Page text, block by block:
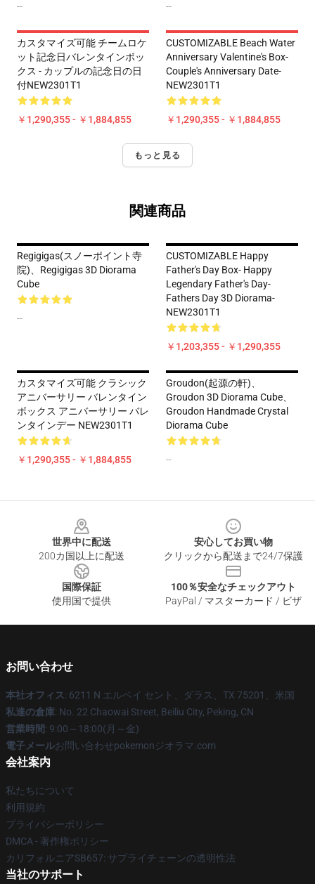
-- --
カスタマイズ可能 チームロケ
ット記念日バレンタインボッ
クス - カップルの記念日の日
付NEW2301T1
￥1,290,355 - ￥1,884,855
CUSTOMIZABLE Beach Water
Anniversary Valentine's Box-
Couple's Anniversary Date-
NEW2301T1
￥1,290,355 - ￥1,884,855
もっと見る
関連商品
Regigigas(スノーポイント寺
院)、Regigigas 3D Diorama
Cube
--
CUSTOMIZABLE Happy
Father's Day Box- Happy
Legendary Father's Day-
Fathers Day 3D Diorama-
NEW2301T1
￥1,203,355 - ￥1,290,355
カスタマイズ可能 クラシック
アニバーサリー バレンタイン
ボックス アニバーサリー バレ
ンタインデー NEW2301T1
￥1,290,355 - ￥1,884,855
Groudon(起源の軒)、
Groudon 3D Diorama Cube、
Groudon Handmade Crystal
Diorama Cube
--
世界中に配送
200カ国以上に配送
安心してお買い物
クリックから配送まで24/7保護
国際保証
使用国で提供
100％安全なチェックアウト
PayPal / マスターカード / ビザ
お問い合わせ
本社オフィス: 6211 N エルベイ セント、ダラス、TX 75201、米国
私達の倉庫: No. 22 Chaowai Street, Beiliu City, Peking, CN
営業時間: 9:00～18:00(月～金)
電子メールお問い合わせpokemonジオラマ.com
会社案内
私たちについて
利用規約
プライバシーポリシー
DMCA - 著作権ポリシー
カリフォルニアSB657: サプライチェーンの透明性法
当社のサポート